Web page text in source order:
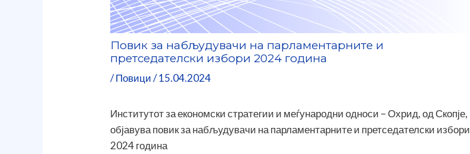
Повик за набљудувачи на парламентарните и
претседателски избори 2024 година
/Повици/15.04.2024
Институтот за економски стратегии и меѓународни односи – Охрид, од Скопје,
објавува повик за набљудувачи на парламентарните и претседателски избори
2024 година